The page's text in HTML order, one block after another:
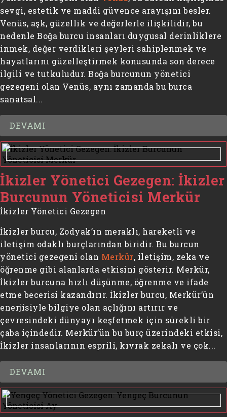
sevgi, estetik ve maddi güvence arayışını besler.
Venüs, aşk, güzellik ve değerlerle ilişkilidir, bu
nedenle Boğa burcu insanları duygusal derinliklere
inmek, değer verdikleri şeyleri sahiplenmek ve
hayatlarını güzelleştirmek konusunda son derece
ilgili ve tutkuludur. Boğa burcunun yönetici
gezegeni olan Venüs, aynı zamanda bu burca
sanatsal...
DEVAMI
İkizler Yönetici Gezegen: İkizler
Burcunun Yöneticisi Merkür
İkizler Yönetici Gezegen
İkizler burcu, Zodyak’ın meraklı, hareketli ve
iletişim odaklı burçlarından biridir. Bu burcun
yönetici gezegeni olan Merkür, iletişim, zeka ve
öğrenme gibi alanlarda etkisini gösterir. Merkür,
İkizler burcuna hızlı düşünme, öğrenme ve ifade
etme becerisi kazandırır. İkizler burcu, Merkür’ün
enerjisiyle bilgiye olan açlığını artırır ve
çevresindeki dünyayı keşfetmek için sürekli bir
çaba içindedir. Merkür’ün bu burç üzerindeki etkisi,
İkizler insanlarının esprili, kıvrak zekalı ve çok...
DEVAMI